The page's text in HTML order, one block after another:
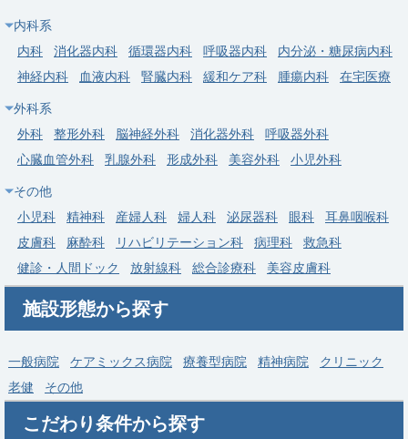
募集科目
勤務地 埼玉県 三郷市
給与 年収 1,000万円 ～ 1,800万円
常勤
【埼玉県さいたま市北区】一般内科・総合診療科｜週4.5日～・
求人病院名
ター
募集科目 総合診療科
勤務地 埼玉県 さいたま市北区
給与 年収 1,000万円 ～ 2,000万円
内科系
内科
消化器内科 循環器内科 呼吸器内科
内分泌・糖尿病内科
神経内科
血液内科 腎臓内科 緩和ケア科 腫瘍内科 在宅医療
外科系
外科
整形外科 脳神経外科 消化器外科
呼吸器外科
心臓血管外科
乳腺外科 形成外科 美容外科 小児外科
その他
小児科
精神科 産婦人科 婦人科 泌尿器科 眼科
耳鼻咽喉科
皮膚科
麻酔科 リハビリテーション科 病理科
救急科
健診・人間ドック
放射線科 総合診療科 美容皮膚科
施設形態から探す
一般病院 ケアミックス病院 療養型病院 精神病院
クリニック
老健
その他
こだわり条件から探す